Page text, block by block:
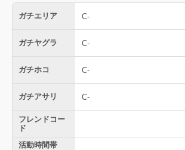
ガチエリア C-
ガチヤグラ C-
ガチホコ C-
ガチアサリ C-
フレンドコー
ド
活動時間帯